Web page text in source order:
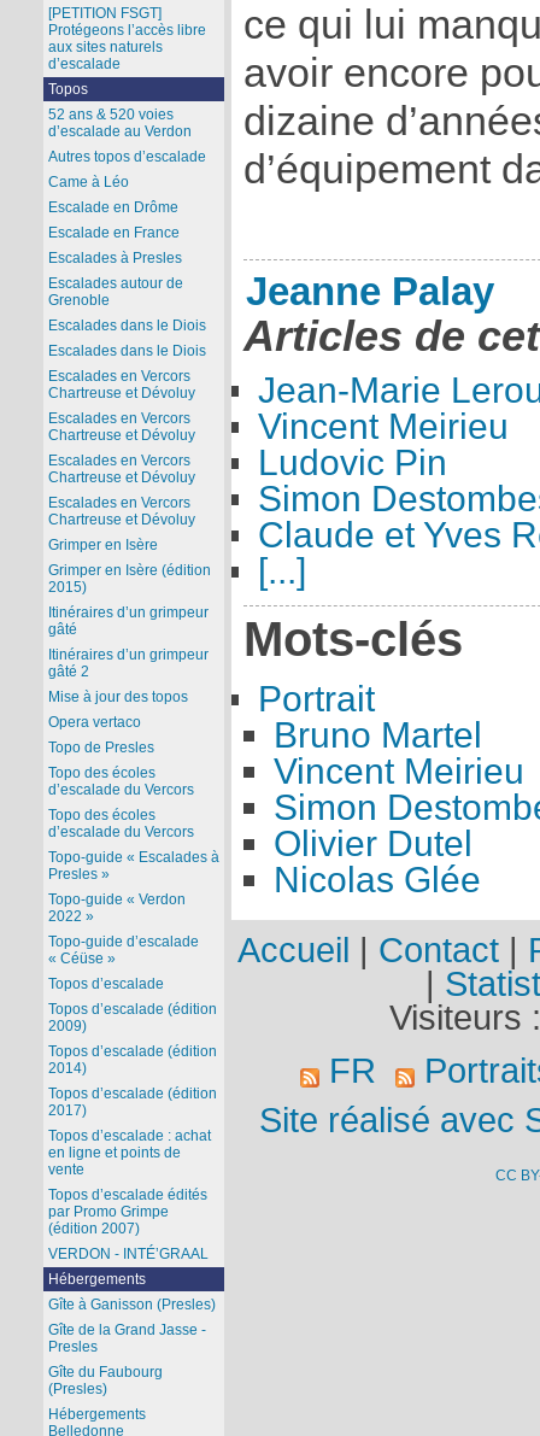
ce qui lui
avoir encore
dizaine
d’équipement
Jeanne Palay
Articles de
Jean-Marie
Vincent Meirieu
Ludovic Pin
Simon
Claude et Yves
[...]
Mots-clés
Portrait
Bruno Martel
Vincent Meirieu
Simon
Olivier Dutel
Nicolas Glée
[PETITION FSGT]
Protégeons l’accès libre
aux sites naturels
d’escalade
Topos
52 ans & 520 voies
d’escalade au Verdon
Autres topos d’escalade
Came à Léo
Escalade en Drôme
Escalade en France
Escalades à Presles
Escalades autour de
Grenoble
Escalades dans le Diois
Escalades dans le Diois
Escalades en Vercors
Chartreuse et Dévoluy
Escalades en Vercors
Chartreuse et Dévoluy
Escalades en Vercors
Chartreuse et Dévoluy
Escalades en Vercors
Chartreuse et Dévoluy
Grimper en Isère
Grimper en Isère (édition
2015)
Itinéraires d’un grimpeur
gâté
Itinéraires d’un grimpeur
gâté 2
Mise à jour des topos
Opera vertaco
Topo de Presles
Topo des écoles
d’escalade du Vercors
Topo des écoles
d’escalade du Vercors
Topo-guide « Escalades à
Presles »
Topo-guide « Verdon
2022 »
Topo-guide d’escalade
« Céüse »
Topos d’escalade
Topos d’escalade (édition
2009)
Topos d’escalade (édition
2014)
Topos d’escalade (édition
2017)
Topos d’escalade : achat
en ligne et points de
vente
Topos d’escalade édités
par Promo Grimpe
(édition 2007)
VERDON - INTÉ’GRAAL
Hébergements
Gîte à Ganisson (Presles)
Gîte de la Grand Jasse -
Presles
Gîte du Faubourg
(Presles)
Hébergements
Belledonne
Accueil | Contact |
|
Visiteurs
FR
Site réalisé avec
CC